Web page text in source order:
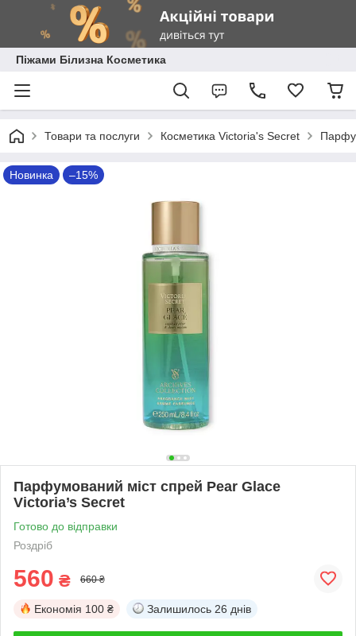
Піжами Білизна Косметика
Товари та послуги Косметика Victoria's Secret
Новинка –15%
Парфумований міст спрей Pear Glace
Victoria’s Secret
Готово до відправки
Роздріб
560 ₴ 660 ₴
Економія 100 ₴ Залишилось 26 днів